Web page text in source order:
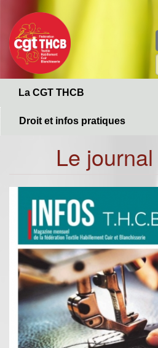
contenu
principal
La CGT THCB
Droit et infos pratiques
Le